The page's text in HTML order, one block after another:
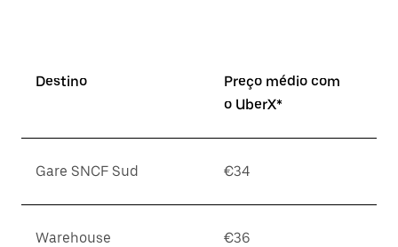
Destino
Preço médio com
o UberX*
Gare SNCF Sud €34
Warehouse €36